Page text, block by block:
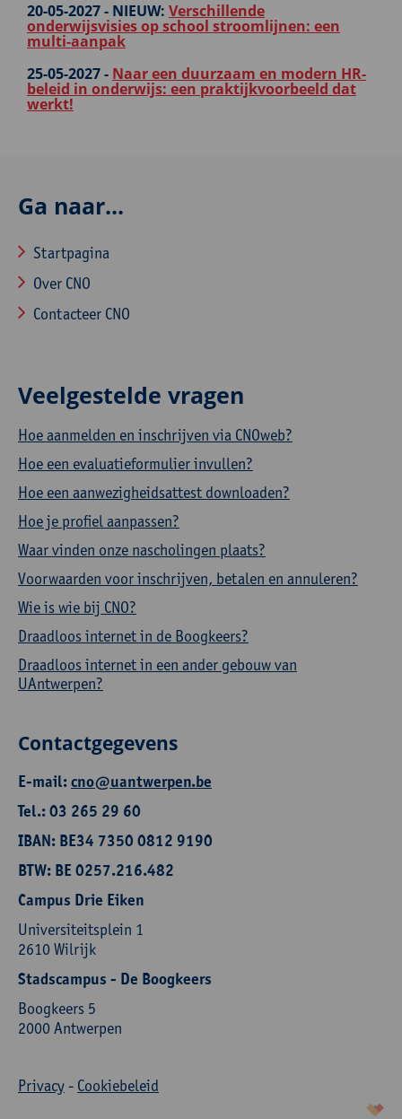
20-05-2027 - NIEUW: Verschillende
onderwijsvisies op school stroomlijnen: een
multi-aanpak
25-05-2027 - Naar een duurzaam en modern HR-
beleid in onderwijs: een praktijkvoorbeeld dat
werkt!
Ga naar...
Startpagina
Over CNO
Contacteer CNO
Veelgestelde vragen
Hoe aanmelden en inschrijven via CNOweb?
Hoe een evaluatieformulier invullen?
Hoe een aanwezigheidsattest downloaden?
Hoe je profiel aanpassen?
Waar vinden onze nascholingen plaats?
Voorwaarden voor inschrijven, betalen en annuleren?
Wie is wie bij CNO?
Draadloos internet in de Boogkeers?
Draadloos internet in een ander gebouw van
UAntwerpen?
Contactgegevens
E-mail:cno@uantwerpen.be
Tel.: 03 265 29 60
IBAN: BE34 7350 0812 9190
BTW: BE 0257.216.482
Campus Drie Eiken
Universiteitsplein 1
2610 Wilrijk
Stadscampus - De Boogkeers
Boogkeers 5
2000 Antwerpen
Privacy- Cookiebeleid
korazon.be